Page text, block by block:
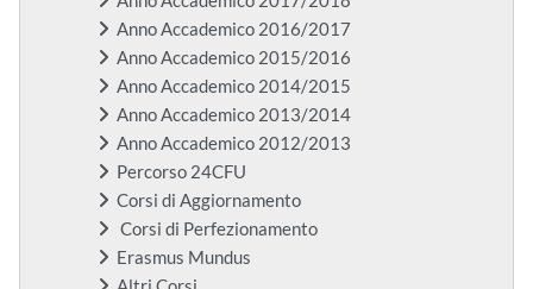
Anno Accademico 2016/2017
Anno Accademico 2015/2016
Anno Accademico 2014/2015
Anno Accademico 2013/2014
Anno Accademico 2012/2013
Percorso 24CFU
Corsi di Aggiornamento
Corsi di Perfezionamento
Erasmus Mundus